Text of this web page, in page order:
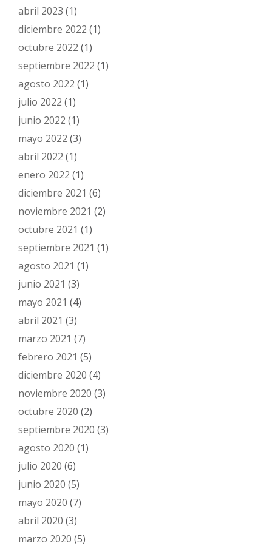
abril 2023 (1)
diciembre 2022 (1)
octubre 2022 (1)
septiembre 2022 (1)
agosto 2022 (1)
julio 2022 (1)
junio 2022 (1)
mayo 2022 (3)
abril 2022 (1)
enero 2022 (1)
diciembre 2021 (6)
noviembre 2021 (2)
octubre 2021 (1)
septiembre 2021 (1)
agosto 2021 (1)
junio 2021 (3)
mayo 2021 (4)
abril 2021 (3)
marzo 2021 (7)
febrero 2021 (5)
diciembre 2020 (4)
noviembre 2020 (3)
octubre 2020 (2)
septiembre 2020 (3)
agosto 2020 (1)
julio 2020 (6)
junio 2020 (5)
mayo 2020 (7)
abril 2020 (3)
marzo 2020 (5)